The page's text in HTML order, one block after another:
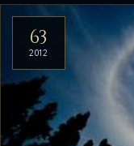
63
2012